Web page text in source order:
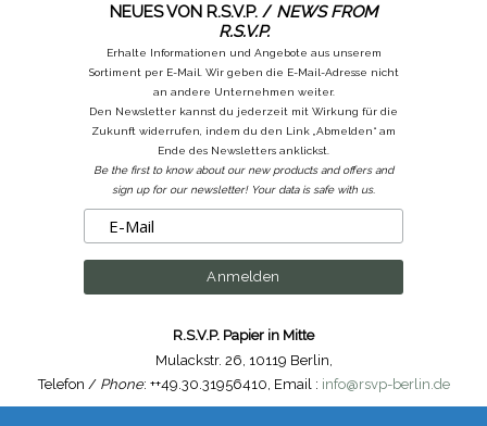
NEUES VON R.S.V.P. / NEWS FROM
R.S.V.P.
Erhalte Informationen und Angebote aus unserem
Sortiment per E-Mail. Wir geben die E-Mail-Adresse nicht
an andere Unternehmen weiter.
Den Newsletter kannst du jederzeit mit Wirkung für die
Zukunft widerrufen, indem du den Link „Abmelden“ am
Ende des Newsletters anklickst.
Be the first to know about our new products and offers and
sign up for our newsletter! Your data is safe with us.
R.S.V.P. Papier in Mitte
Mulackstr. 26 10119 Berlin
Telefon / Phone: ++49.30.31956410 Email : info@rsvp-berlin.de